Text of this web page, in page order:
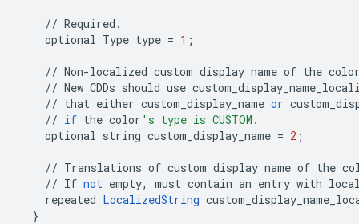
// Required .
optional Type type = 1 ;
// Non-localized custom display name of the
// New CDDs should use
// that either custom_display_name or
// if the color 's type is CUSTOM.
optional string custom_display_name = 2 ;
// Translations of custom display name of the
// If not empty, must contain an entry with
repeated LocalizedString
}